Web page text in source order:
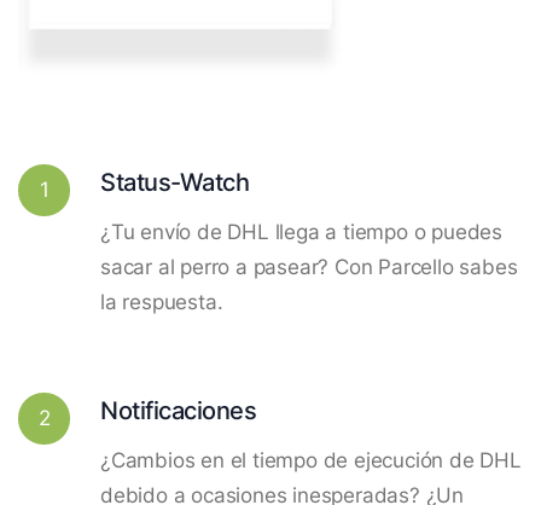
1 Status-Watch
¿Tu envío de DHL llega a tiempo o puedes
sacar al perro a pasear? Con Parcello sabes
la respuesta.
2 Notificaciones
¿Cambios en el tiempo de ejecución de DHL
debido a ocasiones inesperadas? ¿Un